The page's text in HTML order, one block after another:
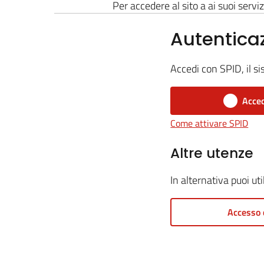
Per accedere al sito a ai suoi
Accedi con SPID, il
Come attivare SPID
Altre utenze
In alternativa puoi